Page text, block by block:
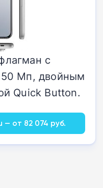
с
Мп, двойным
Quick Button.
— от 82 074 руб.